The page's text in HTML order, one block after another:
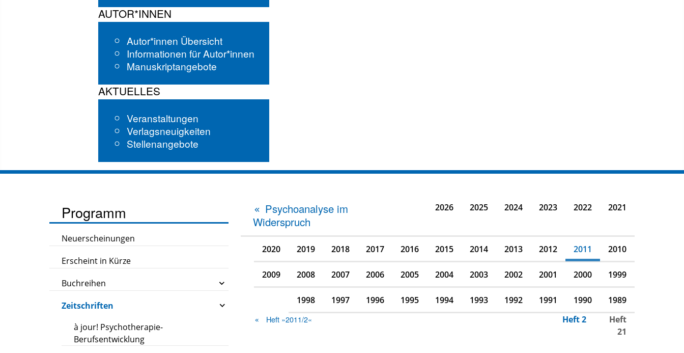
AUTOR*INNEN
Autor*innen Übersicht
Informationen für Autor*innen
Manuskriptangebote
AKTUELLES
Veranstaltungen
Verlagsneuigkeiten
Stellenangebote
Programm
Neuerscheinungen
Erscheint in Kürze
Buchreihen
Zeitschriften
à jour! Psychotherapie-
Berufsentwicklung
Psychoanalyse im
Widerspruch
2026 2025 2024 2023 2022 2021
2020 2019 2018 2017 2016 2015 2014 2013 2012 2011 2010
2009 2008 2007 2006 2005 2004 2003 2002 2001 2000 1999
1998 1997 1996 1995 1994 1993 1992 1991 1990 1989
Heft »2011/2« Heft 2
Heft
21